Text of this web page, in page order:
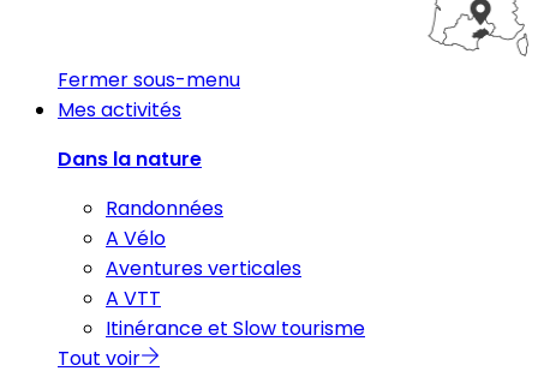
Fermer sous-menu
Mes activités
Dans la nature
Randonnées
A Vélo
Aventures verticales
A VTT
Itinérance et Slow tourisme
Tout voir